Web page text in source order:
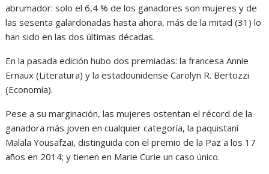
abrumador: solo el 6,4 % de los ganadores son mujeres y de
las sesenta galardonadas hasta ahora, más de la mitad (31) lo
han sido en las dos últimas décadas.
En la pasada edición hubo dos premiadas: la francesa Annie
Ernaux (Literatura) y la estadounidense Carolyn R. Bertozzi
(Economía).
Pese a su marginación, las mujeres ostentan el récord de la
ganadora más joven en cualquier categoría, la paquistaní
Malala Yousafzai, distinguida con el premio de la Paz a los 17
años en 2014; y tienen en Marie Curie un caso único.